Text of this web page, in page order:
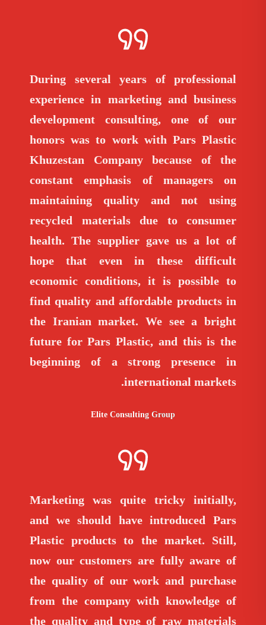
During several years of professional
experience in marketing and business
development consulting, one of our
honors was to work with Pars Plastic
Khuzestan Company because of the
constant emphasis of managers on
maintaining quality and not using
recycled materials due to consumer
health. The supplier gave us a lot of
hope that even in these difficult
economic conditions, it is possible to
find quality and affordable products in
the Iranian market. We see a bright
future for Pars Plastic, and this is the
beginning of a strong presence in
international markets.
Elite Consulting Group
Marketing was quite tricky initially,
and we should have introduced Pars
Plastic products to the market. Still,
now our customers are fully aware of
the quality of our work and purchase
from the company with knowledge of
the quality and type of raw materials